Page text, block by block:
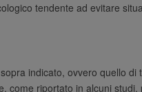
tendente ad evitare
indicato, ovvero quello di
come riportato in alcuni